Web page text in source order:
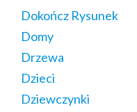
Dokończ Rysunek
Domy
Drzewa
Dzieci
Dziewczynki